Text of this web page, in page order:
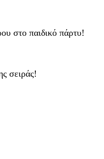
στο παιδικό πάρτυ!
σειράς!